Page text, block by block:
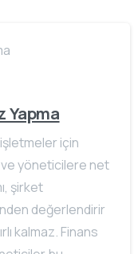
Yapma
için
yöneticilere net
şirket
değerlendirir
kalmaz. Finans